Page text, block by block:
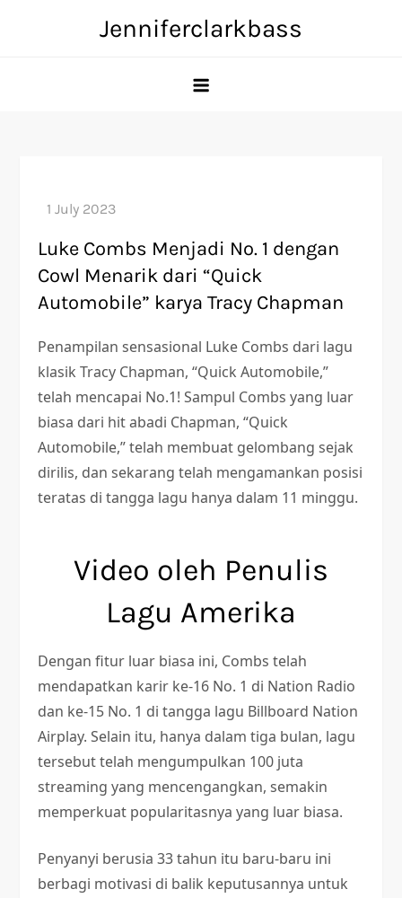
Jenniferclarkbass
Luke Combs Menjadi No. 1 dengan
Cowl Menarik dari “Quick
Automobile” karya Tracy Chapman
Penampilan sensasional Luke Combs dari lagu
klasik Tracy Chapman, “Quick Automobile,”
telah mencapai No.1! Sampul Combs yang luar
biasa dari hit abadi Chapman, “Quick
Automobile,” telah membuat gelombang sejak
dirilis, dan sekarang telah mengamankan posisi
teratas di tangga lagu hanya dalam 11 minggu.
Video oleh Penulis
Lagu Amerika
Dengan fitur luar biasa ini, Combs telah
mendapatkan karir ke-16 No. 1 di Nation Radio
dan ke-15 No. 1 di tangga lagu Billboard Nation
Airplay. Selain itu, hanya dalam tiga bulan, lagu
tersebut telah mengumpulkan 100 juta
streaming yang mencengangkan, semakin
memperkuat popularitasnya yang luar biasa.
Penyanyi berusia 33 tahun itu baru-baru ini
berbagi motivasi di balik keputusannya untuk